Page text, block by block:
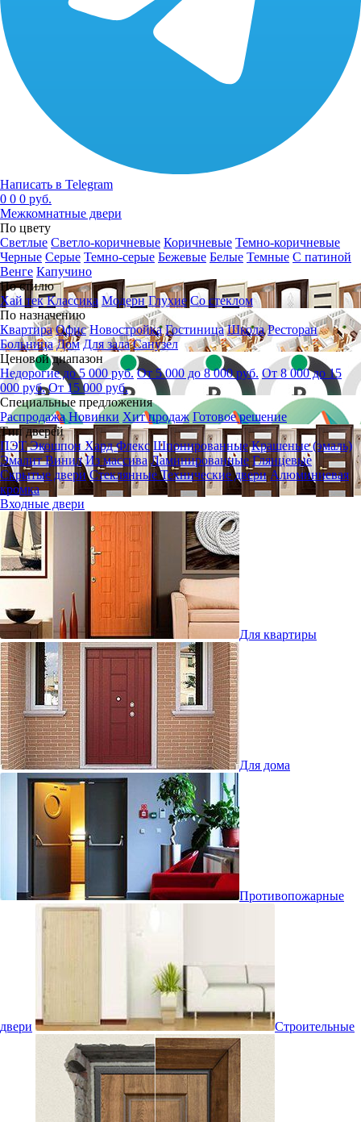
Написать в Telegram
0 0 0 руб.
Межкомнатные двери
По цвету
Светлые Светло-коричневые Коричневые Темно-коричневые
Черные Серые Темно-серые Бежевые Белые Темные С патиной
Венге Капучино
По стилю
Хай тек Классика Модерн Глухие Со стеклом
По назначению
Квартира Офис Новостройка Гостиница Школа Ресторан
Больница Дом Для зала Санузел
Ценовой диапазон
Недорогие до 5 000 руб. От 5 000 до 8 000 руб. От 8 000 до 15
000 руб. От 15 000 руб.
Специальные предложения
Распродажа Новинки Хит продаж Готовое решение
Тип дверей
ПЭТЭкошпон Хард Флекс Шпонированные Крашеные (эмаль)
ЭмалитВинил Из массива Ламинированные Глянцевые
Скрытые двери СтеклянныеТехнические двери Алюминиевая
кромка
Входные двери
Для квартиры
Для дома
Противопожарные
двери Строительные